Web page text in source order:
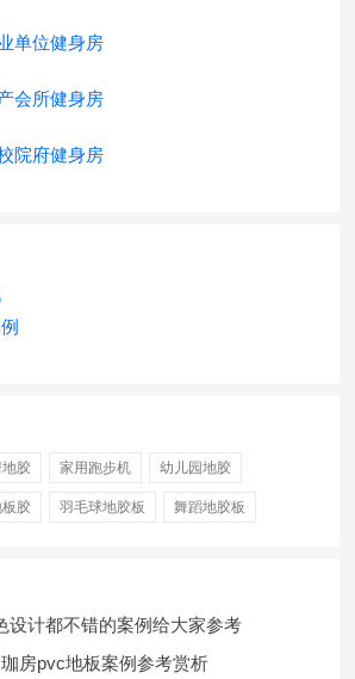
单位健身房
会所健身房
院府健身房
胶 家用跑步机 幼儿园地胶
胶 羽毛球地胶板 舞蹈地胶板
设计都不错的案例给大家参考
房pvc地板案例参考赏析